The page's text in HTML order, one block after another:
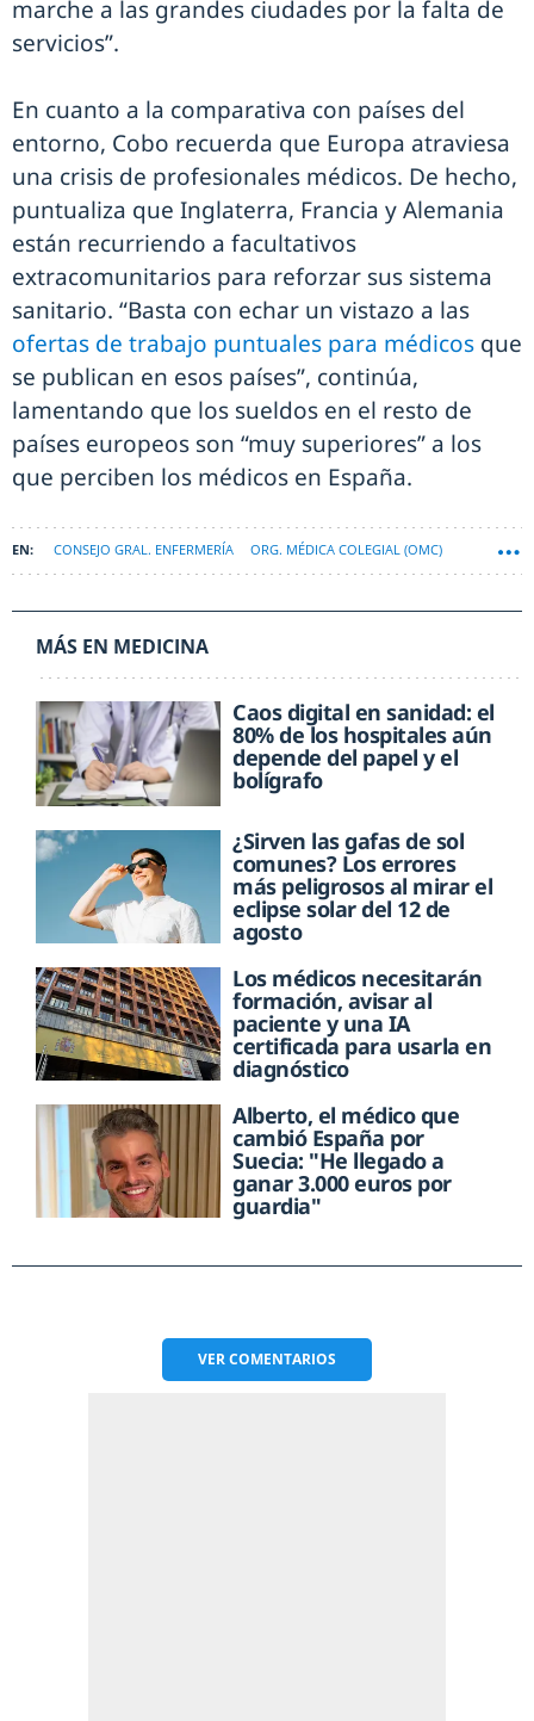
marche a las grandes ciudades por la falta de
servicios”.
En cuanto a la comparativa con países del
entorno, Cobo recuerda que Europa atraviesa
una crisis de profesionales médicos. De hecho,
puntualiza que Inglaterra, Francia y Alemania
están recurriendo a facultativos
extracomunitarios para reforzar sus sistema
sanitario. “Basta con echar un vistazo a las
ofertas de trabajo puntuales para médicos que
se publican en esos países”, continúa,
lamentando que los sueldos en el resto de
países europeos son “muy superiores” a los
que perciben los médicos en España.
CONSEJO GRAL. ENFERMERÍA ORG. MÉDICA COLEGIAL (OMC)
MÁS EN MEDICINA
Caos digital en sanidad: el
80% de los hospitales aún
depende del papel y el
bolígrafo
¿Sirven las gafas de sol
comunes? Los errores
más peligrosos al mirar el
eclipse solar del 12 de
agosto
Los médicos necesitarán
formación, avisar al
paciente y una IA
certificada para usarla en
diagnóstico
Alberto, el médico que
cambió España por
Suecia: "He llegado a
ganar 3.000 euros por
guardia"
VERCOMENTARIOS